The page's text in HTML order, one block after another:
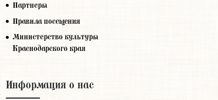
Партнеры
Правила посещения
Министерство культуры
Краснодарского края
Информация о нас